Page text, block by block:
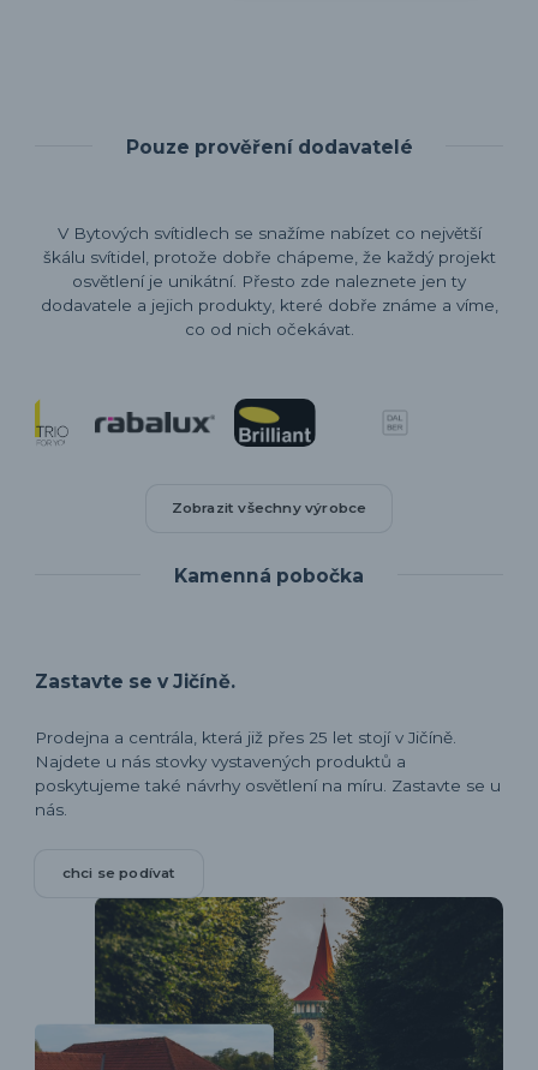
Pouze prověření dodavatelé
V Bytových svítidlech se snažíme nabízet co největší
škálu svítidel, protože dobře chápeme, že každý projekt
osvětlení je unikátní. Přesto zde naleznete jen ty
dodavatele a jejich produkty, které dobře známe a víme,
co od nich očekávat.
Zobrazit všechny výrobce
Kamenná pobočka
Zastavte se v Jičíně.
Prodejna a centrála, která již přes 25 let stojí v Jičíně.
Najdete u nás stovky vystavených produktů a
poskytujeme také návrhy osvětlení na míru. Zastavte se u
nás.
chci se podívat